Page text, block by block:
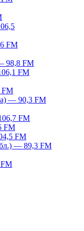
FM
98,8 FM
FM
— 90,3 FM
FM
FM
FM
— 89,3 FM